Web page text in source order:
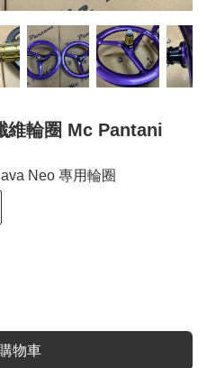
維輪圈 Mc Pantani
Neo 專用輪圈
物車